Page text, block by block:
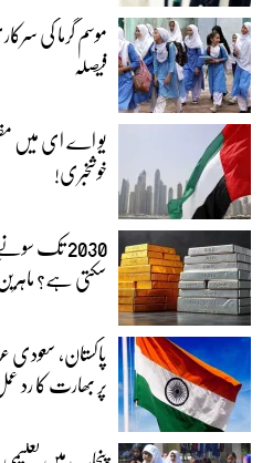
موسم گرما کی
فیصلہ
یو اے ای میں
خوشخبری!
2030 تک
سکتی ہے؟
پاکستان،
پر بھارت کا رد